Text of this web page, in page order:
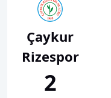
Çaykur
Rizespor
2